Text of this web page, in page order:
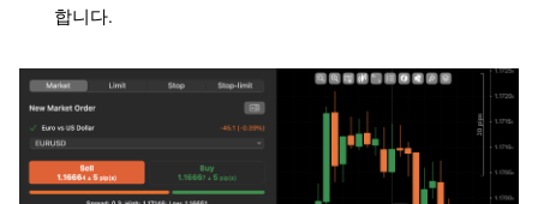
합니다.